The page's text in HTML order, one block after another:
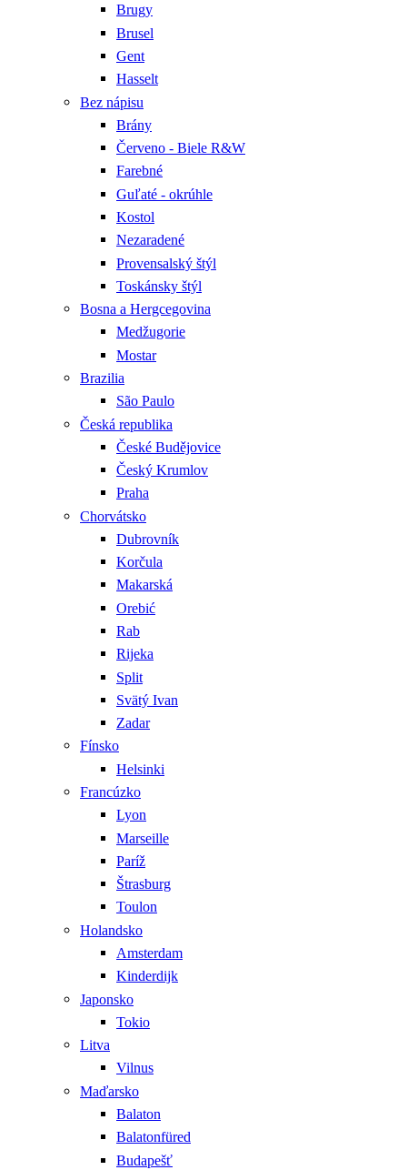
Brugy
Brusel
Gent
Hasselt
Bez nápisu
Brány
Červeno - Biele R&W
Farebné
Guľaté - okrúhle
Kostol
Nezaradené
Provensalský štýl
Toskánsky štýl
Bosna a Hergcegovina
Medžugorie
Mostar
Brazilia
São Paulo
Česká republika
České Budějovice
Český Krumlov
Praha
Chorvátsko
Dubrovník
Korčula
Makarská
Orebić
Rab
Rijeka
Split
Svätý Ivan
Zadar
Fínsko
Helsinki
Francúzko
Lyon
Marseille
Paríž
Štrasburg
Toulon
Holandsko
Amsterdam
Kinderdijk
Japonsko
Tokio
Litva
Vilnus
Maďarsko
Balaton
Balatonfüred
Budapešť